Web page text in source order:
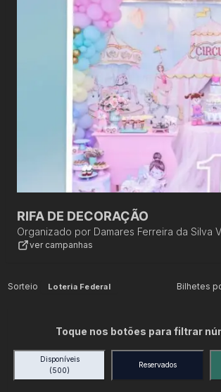
RIFA DE DECORAÇÃO
Organizado por Damares Ferreira da Silva
ver campanhas
Sorteio Loteria Federal Bilhetes
Toque nos botões para filtrar
Disponíveis
(500)
Reservados